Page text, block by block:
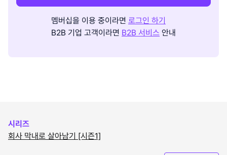
멤버십을 이용 중이라면 로그인 하기
B2B 기업 고객이라면 B2B 서비스 안내
시리즈
회사 막내로 살아남기 [시즌1]